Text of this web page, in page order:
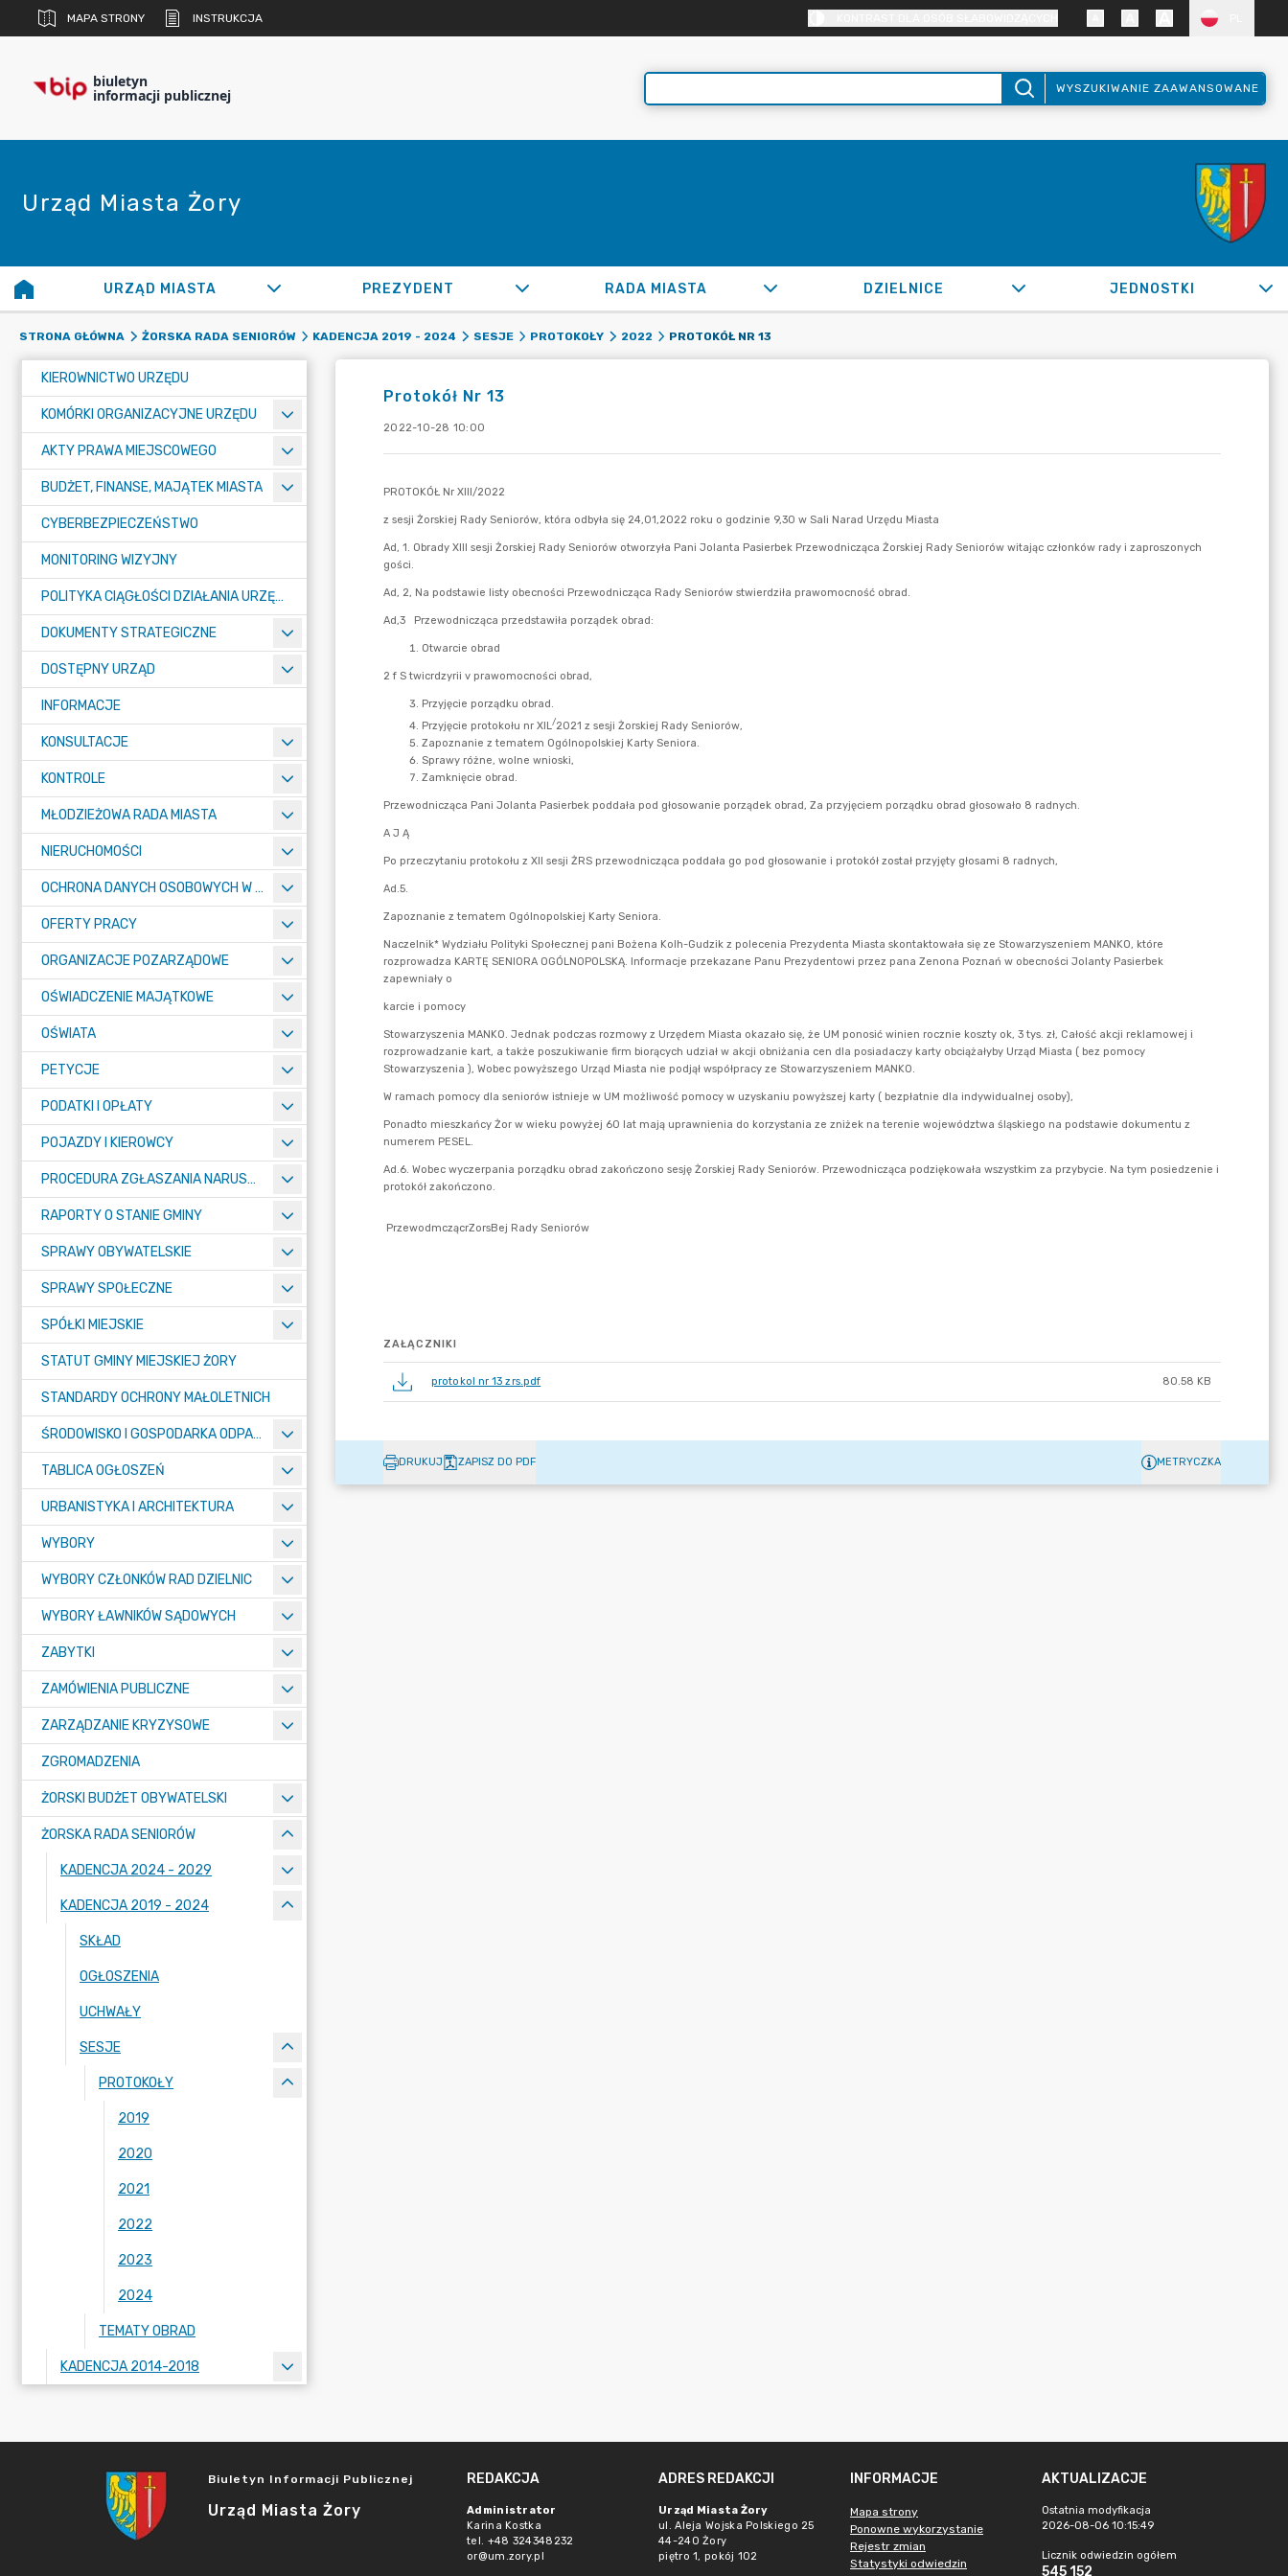
MAPA STRONY INSTRUKCJA
biuletyn
informacji publicznej WYSZUKIWANIE ZAAWANSOWANE
Urząd Miasta Żory
URZĄD MIASTA PREZYDENT RADA MIASTA DZIELNICE JEDNOSTKI
STRONA GŁÓWNA ŻORSKA RADA SENIORÓW KADENCJA 2019 - 2024 SESJE PROTOKOŁY 2022 PROTOKÓŁ NR 13
KIEROWNICTWO URZĘDU
KOMÓRKI ORGANIZACYJNE URZĘDU
AKTY PRAWA MIEJSCOWEGO
BUDŻET, FINANSE, MAJĄTEK MIASTA
CYBERBEZPIECZEŃSTWO
MONITORING WIZYJNY
POLITYKA CIĄGŁOŚCI DZIAŁANIA URZĘDU MIASTA ŻORY
DOKUMENTY STRATEGICZNE
DOSTĘPNY URZĄD
INFORMACJE
KONSULTACJE
KONTROLE
MŁODZIEŻOWA RADA MIASTA
NIERUCHOMOŚCI
OCHRONA DANYCH OSOBOWYCH W URZĘDZIE MIASTA ŻORY - RODO
OFERTY PRACY
ORGANIZACJE POZARZĄDOWE
OŚWIADCZENIE MAJĄTKOWE
OŚWIATA
PETYCJE
PODATKI I OPŁATY
POJAZDY I KIEROWCY
PROCEDURA ZGŁASZANIA NARUSZEŃ PRAWA
RAPORTY O STANIE GMINY
SPRAWY OBYWATELSKIE
SPRAWY SPOŁECZNE
SPÓŁKI MIEJSKIE
STATUT GMINY MIEJSKIEJ ŻORY
STANDARDY OCHRONY MAŁOLETNICH
ŚRODOWISKO I GOSPODARKA ODPADAMI
TABLICA OGŁOSZEŃ
URBANISTYKA I ARCHITEKTURA
WYBORY
WYBORY CZŁONKÓW RAD DZIELNIC
WYBORY ŁAWNIKÓW SĄDOWYCH
ZABYTKI
ZAMÓWIENIA PUBLICZNE
ZARZĄDZANIE KRYZYSOWE
ZGROMADZENIA
ŻORSKI BUDŻET OBYWATELSKI
ŻORSKA RADA SENIORÓW
KADENCJA 2024 - 2029
KADENCJA 2019 - 2024
SKŁAD
OGŁOSZENIA
UCHWAŁY
SESJE
PROTOKOŁY
2019
2020
2021
2022
2023
2024
TEMATY OBRAD
KADENCJA 2014-2018
Protokół Nr 13
2022-10-28 10:00
ZAŁĄCZNIKI
protokol nr 13 zrs.pdf 80.58 KB
DRUKUJ ZAPISZ DO PDF METRYCZKA
Biuletyn Informacji Publicznej
Urząd Miasta Żory
REDAKCJA
Administrator
Karina Kostka
tel. +48 324348232
or@um.zory.pl
ADRES REDAKCJI
Urząd Miasta Żory
ul. Aleja Wojska Polskiego 25
44-240 Żory
piętro 1, pokój 102
INFORMACJE
Mapa strony
Ponowne wykorzystanie
Rejestr zmian
Statystyki odwiedzin
AKTUALIZACJE
Ostatnia modyfikacja
2026-08-06 10:15:49
Licznik odwiedzin ogółem
545 152